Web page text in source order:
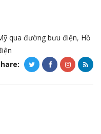
qua đường bưu điện, Hồ